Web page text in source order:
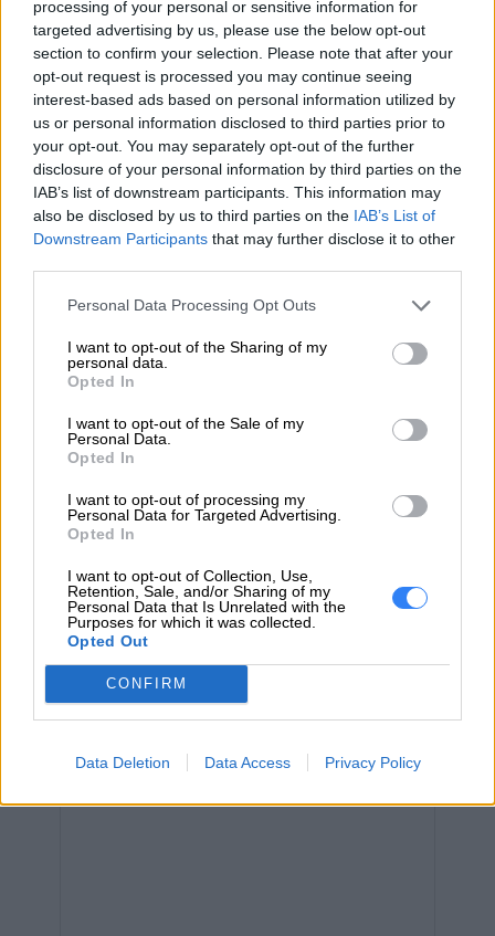
processing of your personal or sensitive information for
targeted advertising by us, please use the below opt-out
section to confirm your selection. Please note that after your
opt-out request is processed you may continue seeing
interest-based ads based on personal information utilized by
us or personal information disclosed to third parties prior to
your opt-out. You may separately opt-out of the further
disclosure of your personal information by third parties on the
IAB’s list of downstream participants. This information may
also be disclosed by us to third parties on the IAB’s List of
Downstream Participants that may further disclose it to other
Personal Data Processing Opt Outs
I want to opt-out of the Sharing of my
personal data.
Opted In
I want to opt-out of the Sale of my
Personal Data.
Opted In
I want to opt-out of processing my
Personal Data for Targeted Advertising.
Opted In
I want to opt-out of Collection, Use,
Retention, Sale, and/or Sharing of my
Personal Data that Is Unrelated with the
Purposes for which it was collected.
Opted Out
CONFIRM
Data Deletion Data Access Privacy Policy
Podmiot
odpowiedzialny
Lenovo Technology B.V. Sp. z
ul. Gottlieba Daimlera 1
02-460 Warszawa
info_pl@lenovo.com
https://lenovo.com
Pomoc
https://support.lenovo.com/pl/pl/
Zapytanie o "Bateria Lenovo 6-Cell 72Wh
EMAIL
WIADOMOŚĆ